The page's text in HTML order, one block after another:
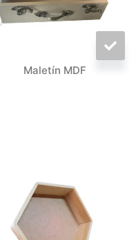
Maletín MDF